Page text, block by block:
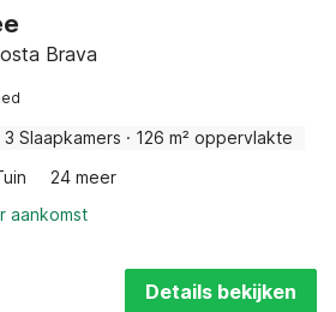
Brava
3 Slaapkamers · 126 m² oppervlakte
24 meer
aankomst
Details bekijken